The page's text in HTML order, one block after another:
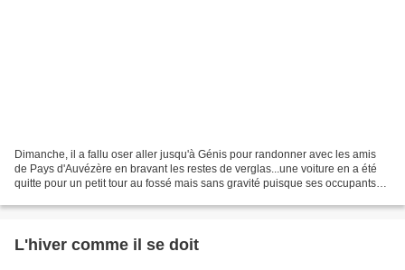
Dimanche, il a fallu oser aller jusqu'à Génis pour randonner avec les amis
de Pays d'Auvézère en bravant les restes de verglas...une voiture en a été
quitte pour un petit tour au fossé mais sans gravité puisque ses occupants
L'hiver comme il se doit